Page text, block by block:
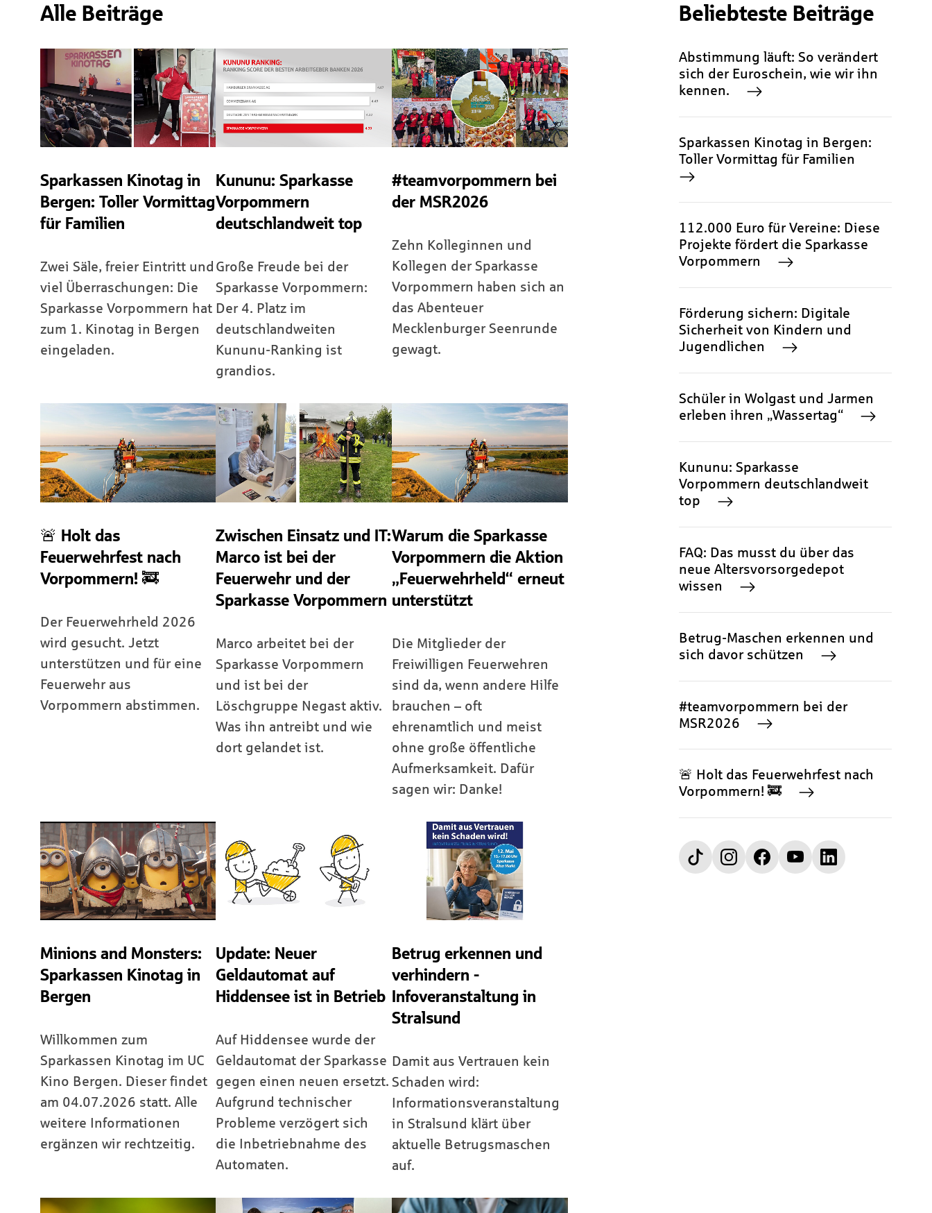
Alle Beiträge
Sparkassen Kinotag in
Bergen: Toller Vormittag
für Familien
Zwei Säle, freier Eintritt und
viel Überraschungen: Die
Sparkasse Vorpommern hat
zum 1. Kinotag in Bergen
eingeladen.
Kununu: Sparkasse
Vorpommern
deutschlandweit top
Große Freude bei der
Sparkasse Vorpommern:
Der 4. Platz im
deutschlandweiten
Kununu-Ranking ist
grandios.
#teamvorpommern bei
der MSR2026
Zehn Kolleginnen und
Kollegen der Sparkasse
Vorpommern haben sich an
das Abenteuer
Mecklenburger Seenrunde
gewagt.
🚨 Holt das
Feuerwehrfest nach
Vorpommern! 🚒
Der Feuerwehrheld 2026
wird gesucht. Jetzt
unterstützen und für eine
Feuerwehr aus
Vorpommern abstimmen.
Zwischen Einsatz und IT:
Marco ist bei der
Feuerwehr und der
Sparkasse Vorpommern
Marco arbeitet bei der
Sparkasse Vorpommern
und ist bei der
Löschgruppe Negast aktiv.
Was ihn antreibt und wie
dort gelandet ist.
Warum die Sparkasse
Vorpommern die Aktion
„Feuerwehrheld“ erneut
unterstützt
Die Mitglieder der
Freiwilligen Feuerwehren
sind da, wenn andere Hilfe
brauchen – oft
ehrenamtlich und meist
ohne große öffentliche
Aufmerksamkeit. Dafür
sagen wir: Danke!
Minions and Monsters:
Sparkassen Kinotag in
Bergen
Willkommen zum
Sparkassen Kinotag im UC
Kino Bergen. Dieser findet
am 04.07.2026 statt. Alle
weitere Informationen
ergänzen wir rechtzeitig.
Update: Neuer
Geldautomat auf
Hiddensee ist in Betrieb
Auf Hiddensee wurde der
Geldautomat der Sparkasse
gegen einen neuen ersetzt.
Aufgrund technischer
Probleme verzögert sich
die Inbetriebnahme des
Automaten.
Betrug erkennen und
verhindern -
Infoveranstaltung in
Stralsund
Damit aus Vertrauen kein
Schaden wird:
Informationsveranstaltung
in Stralsund klärt über
aktuelle Betrugsmaschen
auf.
Beliebteste Beiträge
Abstimmung läuft: So verändert
sich der Euroschein, wie wir ihn
kennen.
Sparkassen Kinotag in Bergen:
Toller Vormittag für Familien
112.000 Euro für Vereine: Diese
Projekte fördert die Sparkasse
Vorpommern
Förderung sichern: Digitale
Sicherheit von Kindern und
Jugendlichen
Schüler in Wolgast und Jarmen
erleben ihren „Wassertag“
Kununu: Sparkasse
Vorpommern deutschlandweit
top
FAQ: Das musst du über das
neue Altersvorsorgedepot
wissen
Betrug-Maschen erkennen und
sich davor schützen
#teamvorpommern bei der
MSR2026
🚨 Holt das Feuerwehrfest nach
Vorpommern! 🚒